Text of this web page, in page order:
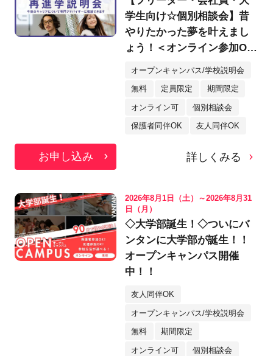
学生向け☆個別相談会】昔
やりたかった夢を叶えまし
ょう！＜オンライン参加OK
オープンキャンパス/学校説明会
無料 定員限定 期間限定
オンライン可 個別相談会
保護者同伴OK 友人同伴OK
お申し込み 詳しくみる
2026年8月1日（土）～2026年8月31
日（月）
◇大学部誕生！◇ついにバ
ンタンに大学部が誕生！！
オープンキャンパス開催
中！！
友人同伴OK
オープンキャンパス/学校説明会
無料 期間限定
オンライン可 個別相談会